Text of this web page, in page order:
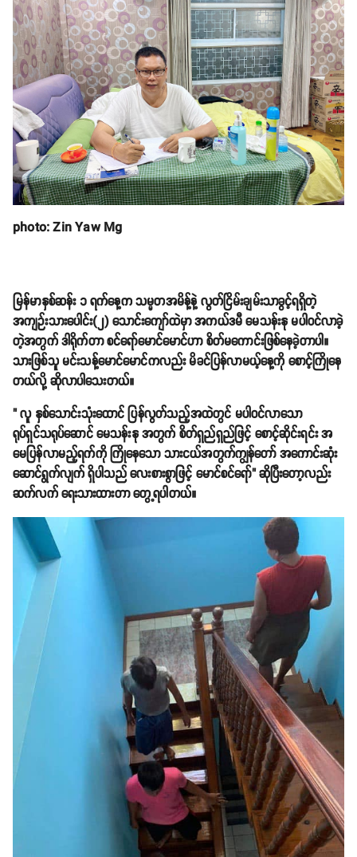
photo: Zin Yaw Mg
မြန်မာနှစ်ဆန်း ၁ ရက်နေ့က သမ္မတအမိန့်နဲ့ လွတ်ငြိမ်းချမ်းသာခွင့်ရရှိတဲ့
အကျဉ်းသားပေါင်း(၂) သောင်းကျော်ထဲမှာ အကယ်ဒမီ မေသန်းနု မပါဝင်လာခဲ့
တဲ့အတွက် ဒါရိုက်တာ စင်ရော်မောင်မောင်ဟာ စိတ်မကောင်းဖြစ်နေခဲ့တာပါ။
သားဖြစ်သူ မင်းသန့်မောင်မောင်ကလည်း မိခင်ပြန်လာမယ့်နေ့ကို စောင့်ကြိုနေ
တယ်လို့ ဆိုလာပါသေးတယ်။
" လူ နှစ်သောင်းသုံးထောင် ပြန်လွတ်သည့်အထဲတွင် မပါဝင်လာသော
ရုပ်ရှင်သရုပ်ဆောင် မေသန်းနု အတွက် စိတ်ရှည်ရှည်ဖြင့် စောင့်ဆိုင်းရင်း အ
မေပြန်လာမည့်ရက်ကို ကြိုနေသော သားငယ်အတွက်ကျွန်တော် အကောင်းဆုံး
ဆောင်ရွက်လျက် ရှိပါသည် လေးစားစွာဖြင့် မောင်စင်ရော်" ဆိုပြီးတော့လည်း
ဆက်လက် ရေးသားထားတာ တွေ့ရပါတယ်။